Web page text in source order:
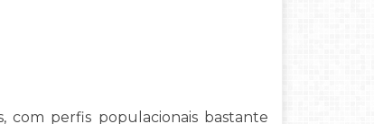
com perfis populacionais bastante